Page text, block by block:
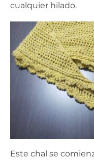
cualquier hilado.
Este chal se